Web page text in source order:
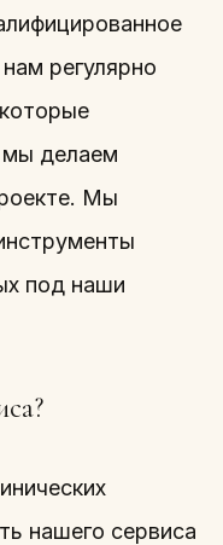
регулярно
мы делаем
Мы
под наши
нашего сервиса